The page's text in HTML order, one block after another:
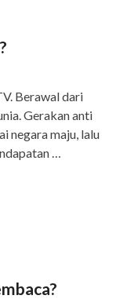
Berawal dari
Gerakan anti
negara maju, lalu
…